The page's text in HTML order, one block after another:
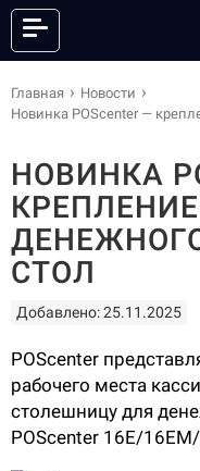
КАТАЛОГ
ОНЛАЙН КАССЫ
АНДРОИД СМАРТ-
ПРИНТЕРЫ ЭТИКЕТОК
POS-ПЕРИФЕРИЯ
СКАНЕРЫ ШТРИХКОДА
ТОРГОВЫЕ ВЕСЫ
ГОТОВЫЕ КОМПЛЕКТЫ
АКСЕССУАРЫ
Главная
Новости
Новинка POScenter —
НОВИНКА
СТОЛ
Добавлено: 25.11.2025
POScenter
рабочего места
столешницу для
POScenter 16E/